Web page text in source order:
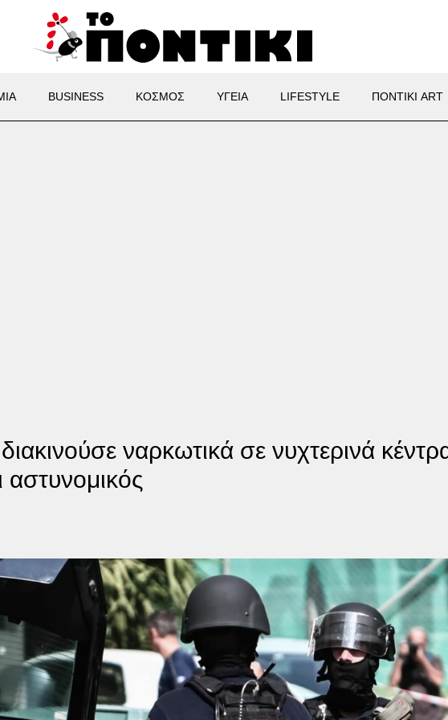
BUSINESS ΚΟΣΜΟΣ ΥΓΕΙΑ LIFESTYLE ΠΟΝΤΙΚΙ ART
ναρκωτικά σε νυχτερινά